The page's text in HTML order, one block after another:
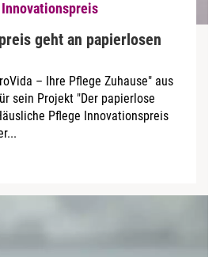
geht an papierlosen
– Ihre Pflege Zuhause" aus
sein Projekt "Der papierlose
Pflege Innovationspreis